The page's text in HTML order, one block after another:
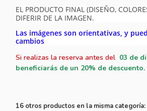
EL PRODUCTO FINAL (DISEÑO,
DIFERIR DE LA IMAGEN.
Las imágenes son orientativas, y
cambios
Si realizas la reserva antes del 03 de
beneficiarás de un 20% de descuento.
16 otros productos en la misma categoría: